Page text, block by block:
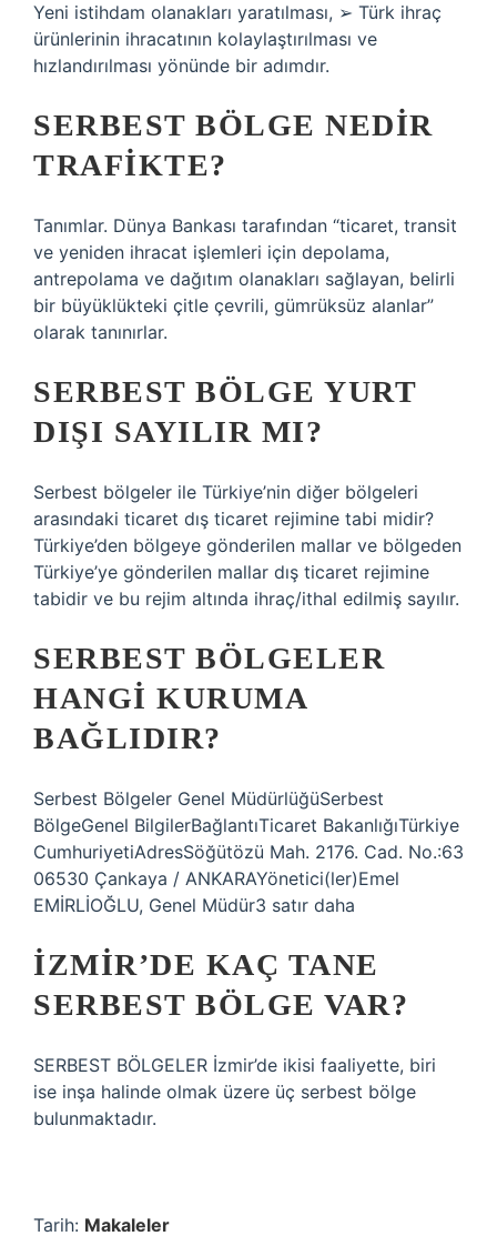
Yeni istihdam olanakları yaratılması, ➢ Türk ihraç
ürünlerinin ihracatının kolaylaştırılması ve
hızlandırılması yönünde bir adımdır.
SERBEST BÖLGE NEDIR
TRAFIKTE?
Tanımlar. Dünya Bankası tarafından “ticaret, transit
ve yeniden ihracat işlemleri için depolama,
antrepolama ve dağıtım olanakları sağlayan, belirli
bir büyüklükteki çitle çevrili, gümrüksüz alanlar”
olarak tanınırlar.
SERBEST BÖLGE YURT
DIŞI SAYILIR MI?
Serbest bölgeler ile Türkiye’nin diğer bölgeleri
arasındaki ticaret dış ticaret rejimine tabi midir?
Türkiye’den bölgeye gönderilen mallar ve bölgeden
Türkiye’ye gönderilen mallar dış ticaret rejimine
tabidir ve bu rejim altında ihraç/ithal edilmiş sayılır.
SERBEST BÖLGELER
HANGI KURUMA
BAĞLIDIR?
Serbest Bölgeler Genel MüdürlüğüSerbest
BölgeGenel BilgilerBağlantıTicaret BakanlığıTürkiye
CumhuriyetiAdresSöğütözü Mah. 2176. Cad. No.:63
06530 Çankaya / ANKARAYönetici(ler)Emel
EMİRLİOĞLU, Genel Müdür3 satır daha
İZMIR’DE KAÇ TANE
SERBEST BÖLGE VAR?
SERBEST BÖLGELER İzmir’de ikisi faaliyette, biri
ise inşa halinde olmak üzere üç serbest bölge
bulunmaktadır.
Tarih: Makaleler